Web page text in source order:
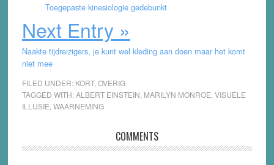
Toegepaste kinesiologie gedebunkt
Next Entry »
Naakte tijdreizigers, je kunt wel kleding aan doen maar het komt
niet mee
FILED UNDER: KORT, OVERIG
TAGGED WITH:ALBERT EINSTEIN MARILYN MONROE VISUELE
ILLUSIE WAARNEMING
Interactions
COMMENTS